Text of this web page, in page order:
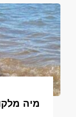
מיה